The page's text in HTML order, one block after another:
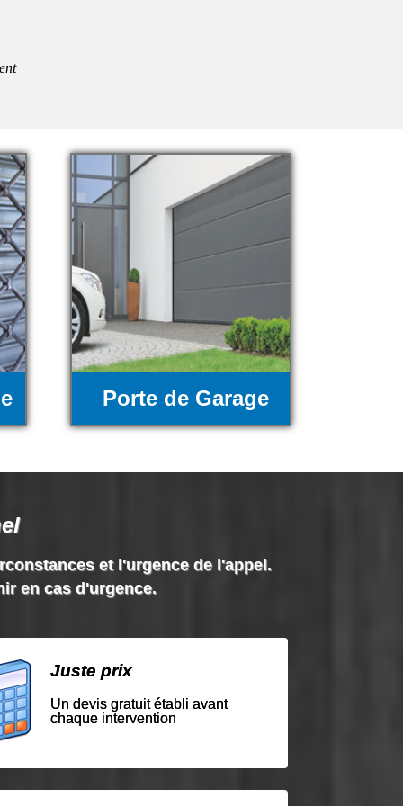
Porte de Garage
et l'urgence de l'appel.
en cas d'urgence.
Juste prix
Un devis gratuit établi avant
chaque intervention